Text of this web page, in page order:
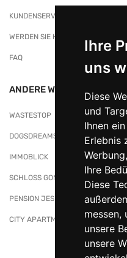
Ihre
uns
Diese
und
Ihnen
Erlebnis
Ihre
Diese
messen,
unsere
unsere
KUNDENSERVICE
WERDEN SIE HÄNDLER/IN BEI
FAQ
ANDERE WEBSITES
WASTESTOP
DOGSDREAMS
IMMOBLICK
SCHLOSS GONDELSHEIM
PENSION JESKE
CITY APARTMENTS